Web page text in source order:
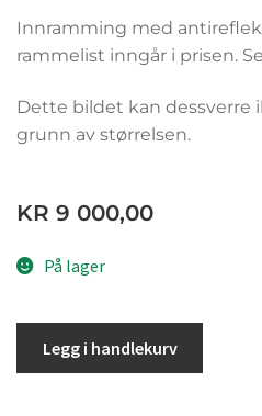
Innramming med
rammelist inngår i prisen.
Dette bildet kan dessverre
grunn av størrelsen.
KR 9 000,00
På lager
Legg i handlekurv